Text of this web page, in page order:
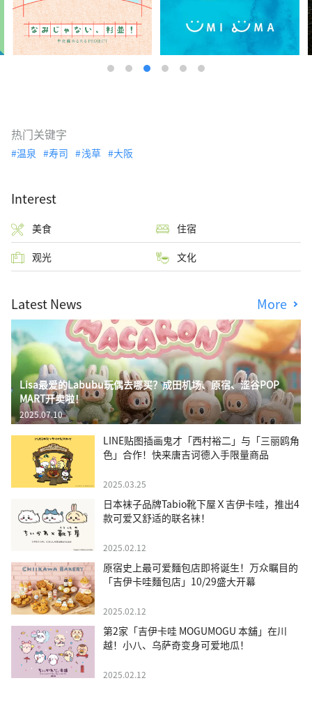
热门关键字
温泉 寿司 浅草 大阪
Interest
美食 住宿
观光 文化
Latest News More
Lisa最爱的Labubu玩偶去哪买？成田机场、原宿、涩谷POP
MART开卖啦！
2025.07.10
LINE贴图插画鬼才「西村裕二」与「三丽鸥角
色」合作！快来唐吉诃德入手限量商品
2025.03.25
日本袜子品牌Tabio靴下屋Ｘ吉伊卡哇，推出4
款可爱又舒适的联名袜！
2025.02.12
原宿史上最可爱麵包店即将诞生！万众瞩目的
「吉伊卡哇麵包店」10/29盛大开幕
2025.02.12
第2家「吉伊卡哇 MOGUMOGU 本舖」在川
越！小八、乌萨奇变身可爱地瓜！
2025.02.12